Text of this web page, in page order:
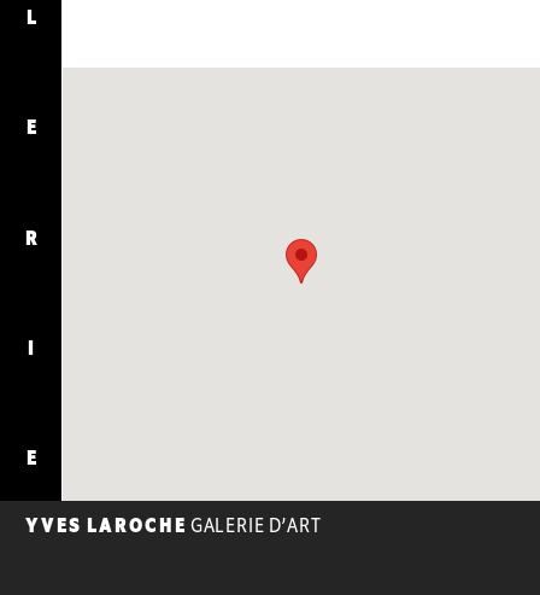
L
E
R
E
YVES LAROCHE GALERIE D’ART